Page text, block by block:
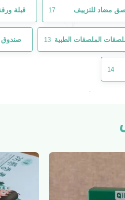
مضاد للتزييف 17 قبلة
الملصقات الطبية 13
14